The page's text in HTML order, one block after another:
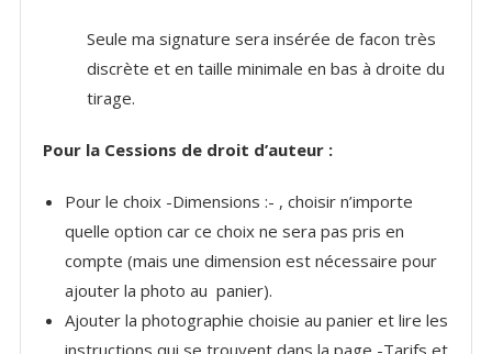
Seule ma signature sera insérée de facon très
discrète et en taille minimale en bas à droite du
tirage.
Pour la Cessions de droit d’auteur :
Pour le choix -Dimensions :- , choisir n’importe
quelle option car ce choix ne sera pas pris en
compte (mais une dimension est nécessaire pour
ajouter la photo au panier).
Ajouter la photographie choisie au panier et lire les